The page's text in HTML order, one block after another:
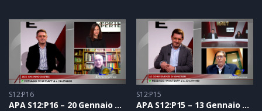
S12:P16
APA S12:P16 – 20 Gennaio 2022
S12:P15
APA S12:P15 – 13 Gennaio 2022